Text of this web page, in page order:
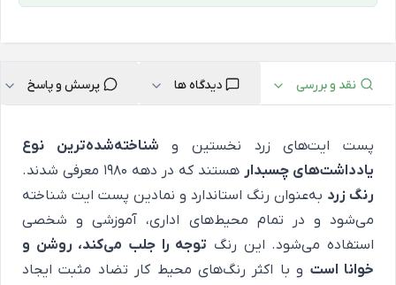
نقد و بررسی دیدگاه ها پرسش و پاسخ
پست ایت‌های زرد نخستین و شناخته‌شده‌ترین نوع
یادداشت‌های چسبدار هستند که در دهه 1980 معرفی شدند.
رنگ زرد به‌عنوان رنگ استاندارد و نمادین پست ایت شناخته
می‌شود و در تمام محیط‌های اداری، آموزشی و شخصی
استفاده می‌شود. این رنگ توجه را جلب می‌کند، روشن و
خوانا است و با اکثر رنگ‌های محیط کار تضاد مثبت ایجاد